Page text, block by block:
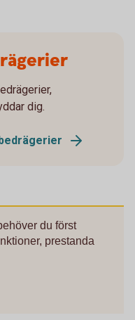
dig.
du först
prestanda